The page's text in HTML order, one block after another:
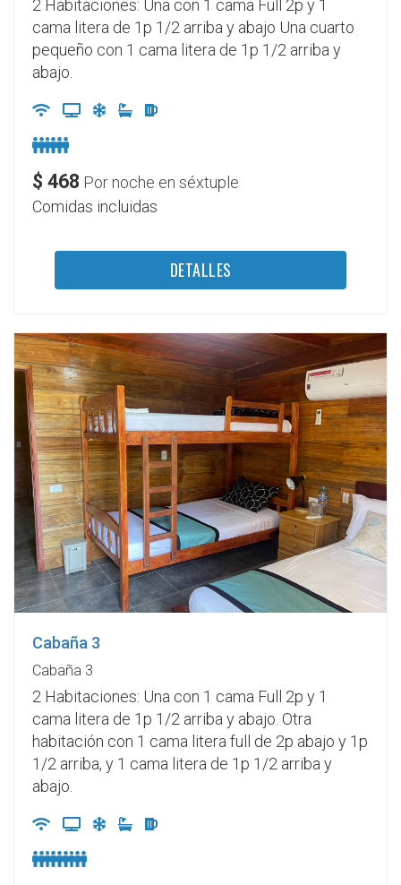
2 Habitaciones: Una con 1 cama Full 2p y 1
cama litera de 1p 1/2 arriba y abajo Una cuarto
pequeño con 1 cama litera de 1p 1/2 arriba y
abajo.
$ 468 Por noche en séxtuple
Comidas incluidas
DETALLES
Cabaña 3
Cabaña 3
2 Habitaciones: Una con 1 cama Full 2p y 1
cama litera de 1p 1/2 arriba y abajo. Otra
habitación con 1 cama litera full de 2p abajo y 1p
1/2 arriba, y 1 cama litera de 1p 1/2 arriba y
abajo.